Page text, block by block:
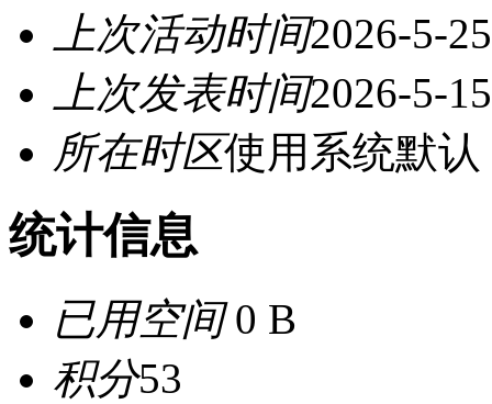
上次活动时间2026-5-
上次发表时间2026-5-
所在时区使用系统默认
统计信息
已用空间0 B
积分53